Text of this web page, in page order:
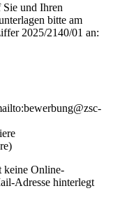
und Ihren
bitte am
2025/2140/01 an:
keine Online-
Adresse hinterlegt